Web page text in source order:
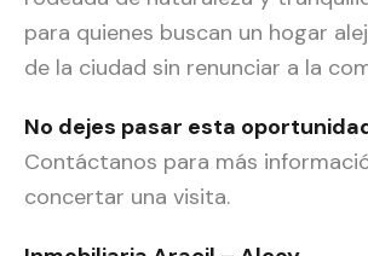
para quienes buscan un hogar
de la ciudad sin renunciar a la
No dejes pasar esta
Contáctanos para más
concertar una visita.